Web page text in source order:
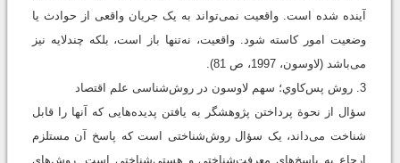
آینده شده است. واقعیت نمی‌تواند به یک جریان واقعی از حوادث یا
وضعیت امور کاسته شود. واقعیت، نه‌تنها باز است، بلکه چندلایه نیز
می‌باشد (لاوسون، 1997، ص 81).
3. روش پس‌كاوي؛ سهم لاوسون در روش‌شناسی علم اقتصاد
سؤال از نحوة پرداختن پژوهشگر به یافتن پدیده‌هایی که آنها را قابل
شناخت می‌داند، یک سؤال روش‌شناختی است که پاسخ آن مستلزم
ارجاع به پاسخ‌های معرفت‌شناختی و هستی‌شناختی است. روش‌های